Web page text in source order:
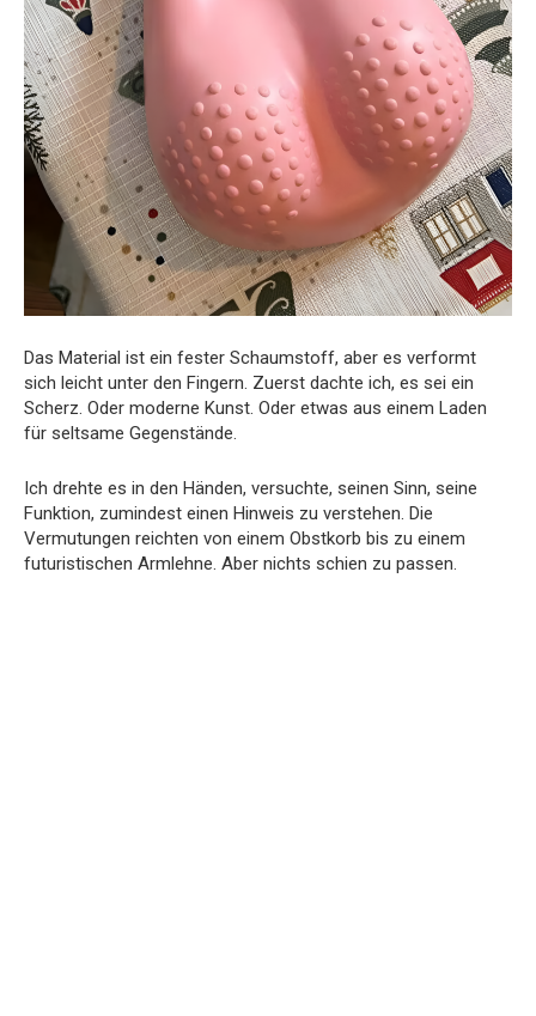
Das Material ist ein fester Schaumstoff, aber es verformt
sich leicht unter den Fingern. Zuerst dachte ich, es sei ein
Scherz. Oder moderne Kunst. Oder etwas aus einem Laden
für seltsame Gegenstände.
Ich drehte es in den Händen, versuchte, seinen Sinn, seine
Funktion, zumindest einen Hinweis zu verstehen. Die
Vermutungen reichten von einem Obstkorb bis zu einem
futuristischen Armlehne. Aber nichts schien zu passen.